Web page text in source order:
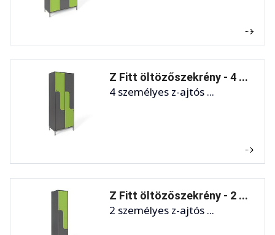
Z Fitt öltözőszekrény - 4 ...
4 személyes z-ajtós ...
Z Fitt öltözőszekrény - 2 ...
2 személyes z-ajtós ...